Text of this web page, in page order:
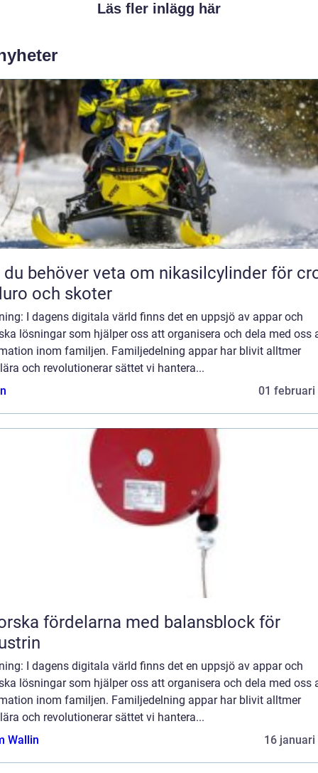
Läs fler inlägg här
behöver veta om nikasilcylinder för
och skoter
I dagens digitala värld finns det en uppsjö av appar och
lösningar som hjälper oss att organisera och dela med oss
inom familjen. Familjedelning appar har blivit alltmer
och revolutionerar sättet vi hantera...
01 februari
fördelarna med balansblock för
I dagens digitala värld finns det en uppsjö av appar och
lösningar som hjälper oss att organisera och dela med oss
inom familjen. Familjedelning appar har blivit alltmer
och revolutionerar sättet vi hantera...
Wallin
16 januari